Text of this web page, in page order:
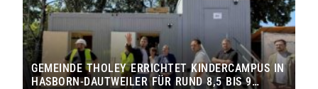
GEMEINDE THOLEY ERRICHTET KINDERCAMPUS IN
HASBORN-DAUTWEILER FÜR RUND 8,5 BIS 9